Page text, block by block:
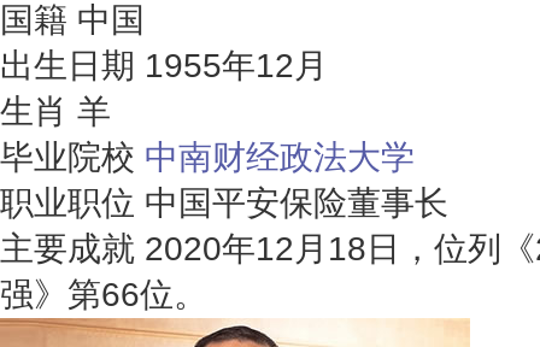
国籍 中国
出生日期 1955年12月
生肖 羊
毕业院校 中南财经政法大学
职业职位 中国平安保险董事长
主要成就 2020年12月18日，位列
强》第66位。